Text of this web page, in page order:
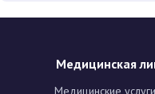
Медицинская
Медицинские услуги